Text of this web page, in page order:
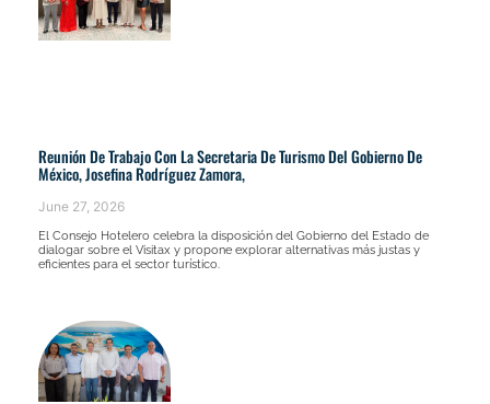
Reunión De Trabajo Con La Secretaria De Turismo Del Gobierno De
México, Josefina Rodríguez Zamora,
June 27, 2026
El Consejo Hotelero celebra la disposición del Gobierno del Estado de
dialogar sobre el Visitax y propone explorar alternativas más justas y
eficientes para el sector turístico.